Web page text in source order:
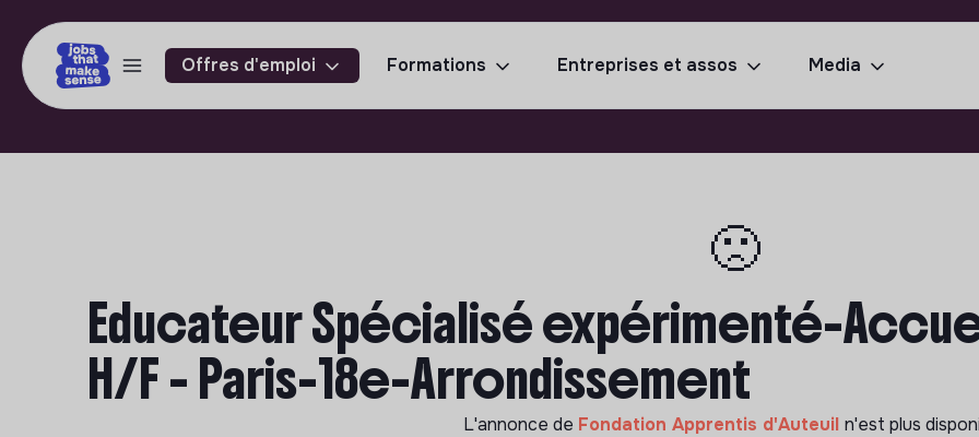
Offres d'emploi Formations Entreprises et assos Media
🙁
Educateur Spécialisé expérimenté-
H/F - Paris-18e-Arrondissement
L'annonce de Fondation Apprentis d'Auteuil n'est plus